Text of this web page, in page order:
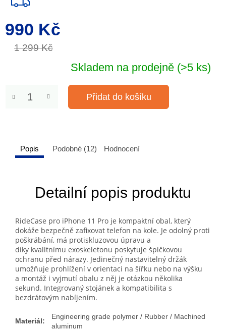
1 299 Kč
990 Kč
Měrná
cena:
Skladem na prodejně (>5 ks)
Přidat do košíku
Popis Podobné (12) Hodnocení
Detailní popis produktu
RideCase pro iPhone 11 Pro je kompaktní obal, který
dokáže bezpečně zafixovat telefon na kole. Je odolný proti
poškrábání, má protiskluzovou úpravu a
díky kvalitnímu exoskeletonu poskytuje špičkovou
ochranu před nárazy. Jedinečný nastavitelný držák
umožňuje prohlížení v orientaci na šířku nebo na výšku
a montáž i vyjmutí obalu z něj je otázkou několika
sekund. Integrovaný stojánek a kompatibilita s
bezdrátovým nabíjením.
Materiál:
Engineering grade polymer / Rubber / Machined
aluminum